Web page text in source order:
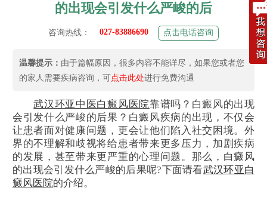
的出现会引发什么严峻的后
咨询热线： 027-83886690 点击电话咨询
温馨提示： 由于篇幅原因，很多内容不能详尽，如果您或者您
的家人需要疾病咨询，可点击此处进行免费沟通
武汉环亚中医白癜风医院靠谱吗？白癜风的出现
会引发什么严峻的后果？白癜风疾病的出现，不仅会
让患者面对健康问题，更会让他们陷入社交困境。外
界的不理解和歧视将给患者带来更多压力，加剧疾病
的发展，甚至带来更严重的心理问题。那么，白癜风
的出现会引发什么严峻的后果呢?下面请看武汉环亚白
癜风医院的介绍。